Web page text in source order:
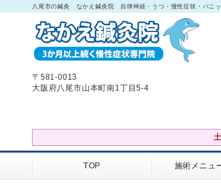
八尾市の鍼灸 なかえ鍼灸院 自律神経・うつ・慢性症状・パニ
〒581-0013
大阪府八尾市山本町南1丁目5-4
TOP 施術メニュ